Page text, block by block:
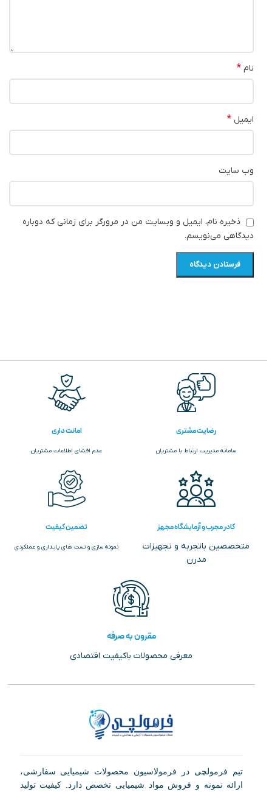
نام *
ایمیل *
وب‌ سایت
ذخیره نام، ایمیل و وبسایت من در مرورگر برای زمانی که دوباره
دیدگاهی می‌نویسم.
رضایت مشتری
سامانه مدیریت ارتباط با مشتریان
امانت داری
عدم افشای اطلاعات مشتریان
کادر مجرب و آزمایشگاه مجهز
متخصصین باتجربه و تجهیزات
مدرن
تضمین کیفیت
نمونه سازی و تست های پایداری و عملکردی
مقرون به صرفه
معرفی محصولات باکیفیت اقتصادی
تیم فرمولچی در فرمولاسیون محصولات شیمیایی سفارشی،
ارائه نمونه و فروش مواد شیمیایی تخصص دارد. کیفیت تولید